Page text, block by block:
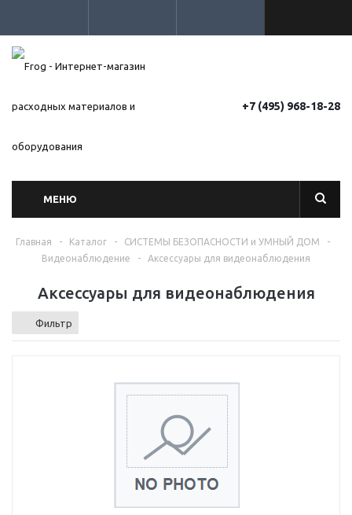
+7 (495) 968-18-28
МЕНЮ
Главная - Каталог - СИСТЕМЫ БЕЗОПАСНОСТИ и УМНЫЙ ДОМ
-
Видеонаблюдение
- Аксессуары для видеонаблюдения
Аксессуары для видеонаблюдения
Фильтр